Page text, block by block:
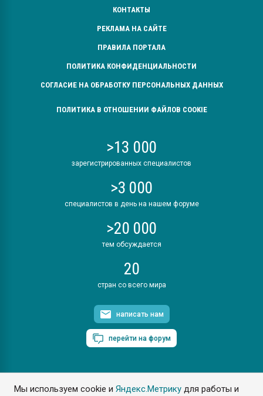
Мы используем cookie иЯндекс.Метрику для работы и
КОНТАКТЫ
РЕКЛАМА НА САЙТЕ
ПРАВИЛА ПОРТАЛА
ПОЛИТИКА КОНФИДЕНЦИАЛЬНОСТИ
СОГЛАСИЕ НА ОБРАБОТКУ ПЕРСОНАЛЬНЫХ ДАННЫХ
ПОЛИТИКА В ОТНОШЕНИИ ФАЙЛОВ COOKIE
>13 000
зарегистрированных специалистов
>3 000
специалистов в день на нашем форуме
>20 000
тем обсуждается
20
стран со всего мира
написать нам
перейти на форум
ПластЭксперт © 2006. Все права защищены